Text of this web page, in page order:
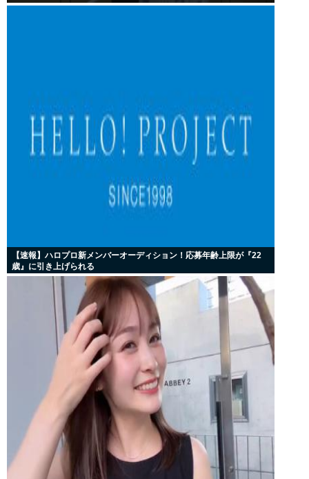
【速報】ハロプロ新メンバーオーディション！応募年齢上限が『22
歳』に引き上げられる